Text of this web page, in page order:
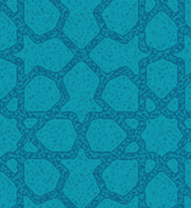
هنر
هالیوود
وداع شد+ گزارش تصویری
هنر
درگذشت